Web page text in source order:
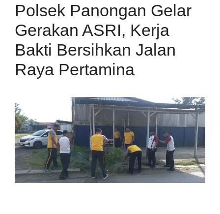
Polsek Panongan Gelar
Gerakan ASRI, Kerja
Bakti Bersihkan Jalan
Raya Pertamina